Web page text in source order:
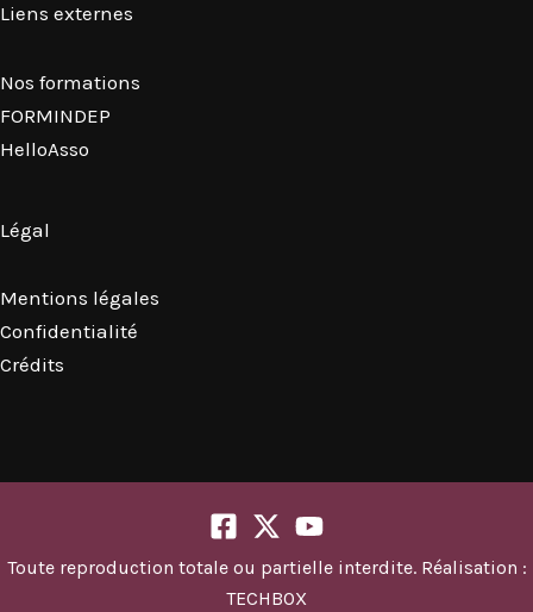
Liens externes
Nos formations
FORMINDEP
HelloAsso
Légal
Mentions légales
Confidentialité
Crédits
Toute reproduction totale ou partielle interdite. Réalisation :
TECHBOX